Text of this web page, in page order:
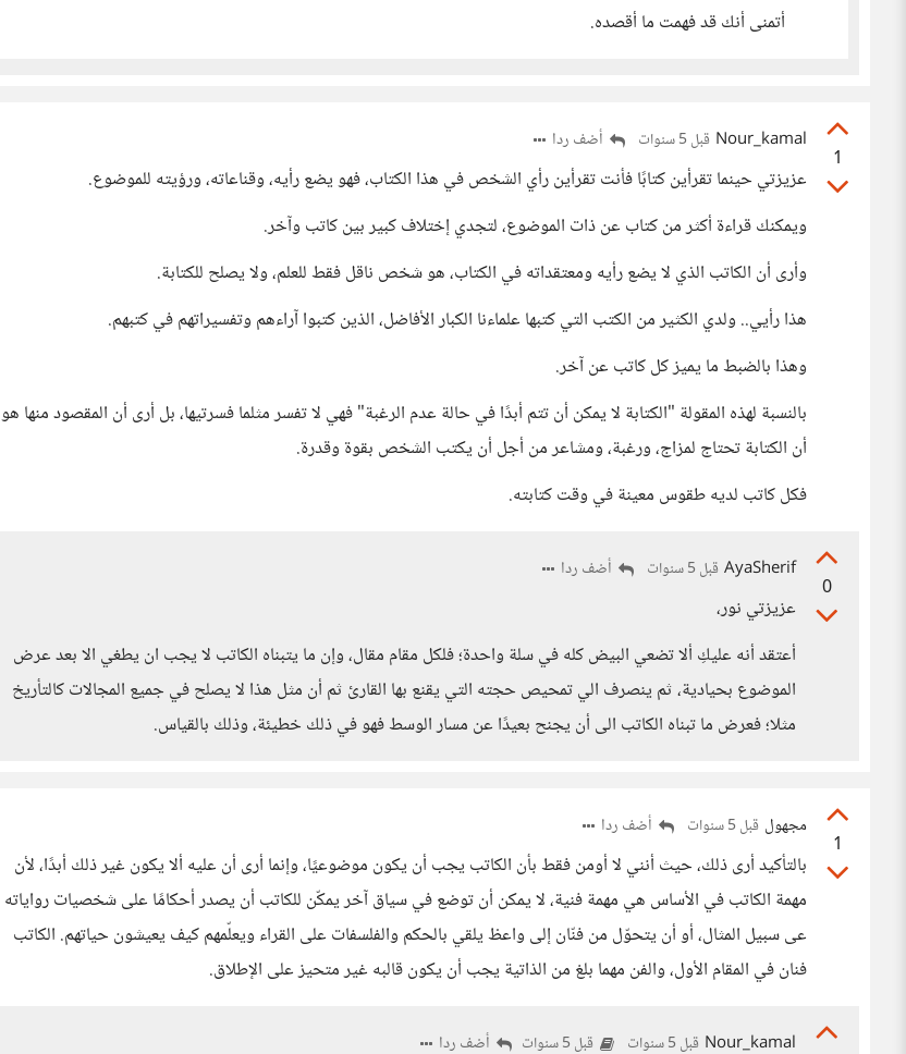
أتمنى أنك قد فهمت ما أقصده.
1
Nour_kamal قبل 5 سنوات أضف ردا
عزيزتي حينما تقرأين كتابًا فأنت تقرأين رأي الشخص في هذا الكتاب، فهو يضع رأيه، وقناعاته، ورؤيته للموضوع.
ويمكنك قراءة أكثر من كتاب عن ذات الموضوع، لتجدي إختلاف كبير بين كاتب وآخر.
وأرى أن الكاتب الذي لا يضع رأيه ومعتقداته في الكتاب، هو شخص ناقل فقط للعلم، ولا يصلح للكتابة.
هذا رأيي.. ولدي الكثير من الكتب التي كتبها علماءنا الكبار الأفاضل، الذين كتبوا آراءهم وتفسيراتهم في كتبهم.
وهذا بالضبط ما يميز كل كاتب عن آخر.
بالنسبة لهذه المقولة "الكتابة لا يمكن أن تتم أبدًا في حالة عدم الرغبة" فهي لا تفسر مثلما فسرتيها، بل أرى أن المقصود منها هو
أن الكتابة تحتاج لمزاج، ورغبة، ومشاعر من أجل أن يكتب الشخص بقوة وقدرة.
فكل كاتب لديه طقوس معينة في وقت كتابته.
0
AyaSherif قبل 5 سنوات أضف ردا
عزيزتي نور،
أعتقد أنه عليكِ ألا تضعي البيض كله في سلة واحدة؛ فلكل مقام مقال، وإن ما يتبناه الكاتب لا يجب ان يطغي الا بعد عرض
الموضوع بحيادية، ثم ينصرف الي تمحيص حجته التي يقنع بها القارئ ثم أن مثل هذا لا يصلح في جميع المجالات كالتأريخ
مثلا؛ فعرض ما تبناه الكاتب الى أن يجنح بعيدًا عن مسار الوسط فهو في ذلك خطيئة، وذلك بالقياس.
1
مجهول قبل 5 سنوات أضف ردا
بالتأكيد أرى ذلك، حيث أنني لا أومن فقط بأن الكاتب يجب أن يكون موضوعيًا، وإنما أرى أن عليه ألا يكون غير ذلك أبدًا، لأن
مهمة الكاتب في الأساس هي مهمة فنية، لا يمكن أن توضع في سياق آخر يمكّن للكاتب أن يصدر أحكامًا على شخصيات رواياته
عى سبيل المثال، أو أن يتحوّل من فنّان إلى واعظ يلقي بالحكم والفلسفات على القراء ويعلّمهم كيف يعيشون حياتهم. الكاتب
فنان في المقام الأول، والفن مهما بلغ من الذاتية يجب أن يكون قالبه غير متحيز على الإطلاق.
Nour_kamal قبل 5 سنوات قبل 5 سنوات أضف ردا